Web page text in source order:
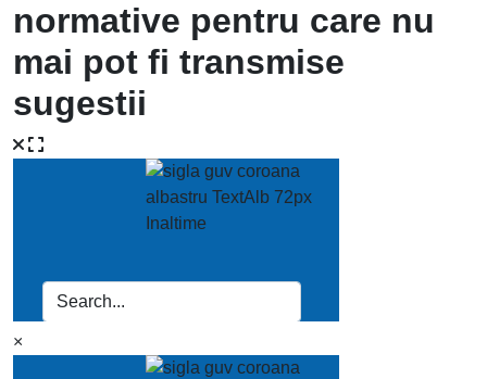
normative pentru care nu
mai pot fi transmise
sugestii
×